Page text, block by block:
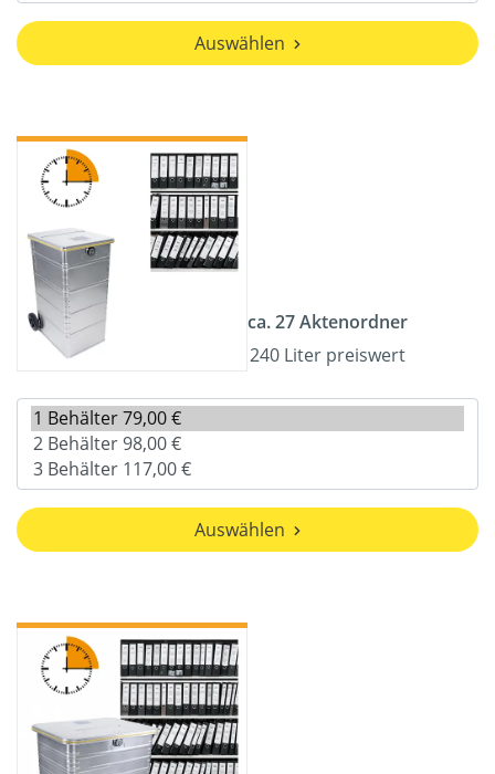
Auswählen
ca. 27 Aktenordner
240 Liter preiswert
Auswählen